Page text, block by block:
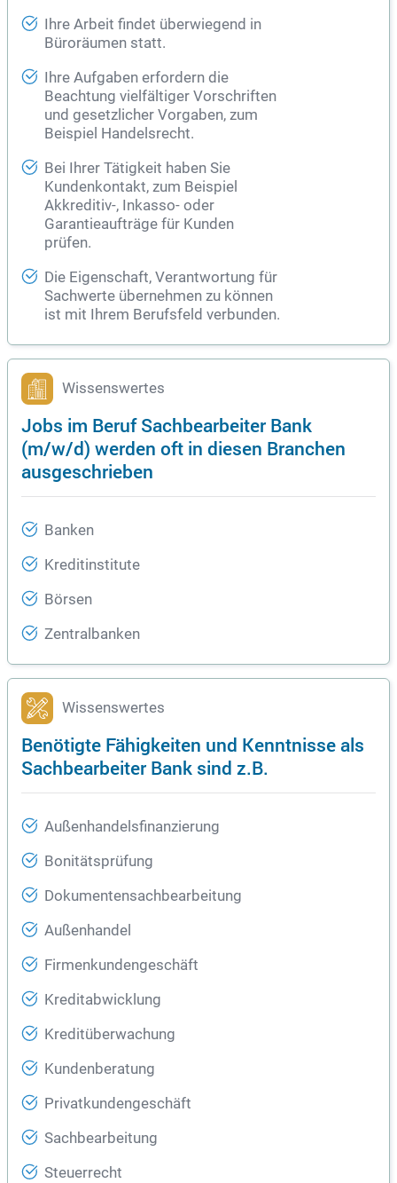
Ihre Arbeit findet überwiegend in
Büroräumen statt.
Ihre Aufgaben erfordern die
Beachtung vielfältiger Vorschriften
und gesetzlicher Vorgaben, zum
Beispiel Handelsrecht.
Bei Ihrer Tätigkeit haben Sie
Kundenkontakt, zum Beispiel
Akkreditiv-, Inkasso- oder
Garantieaufträge für Kunden
prüfen.
Die Eigenschaft, Verantwortung für
Sachwerte übernehmen zu können
ist mit Ihrem Berufsfeld verbunden.
Wissenswertes
Jobs im Beruf Sachbearbeiter Bank
(m/w/d) werden oft in diesen Branchen
ausgeschrieben
Banken
Kreditinstitute
Börsen
Zentralbanken
Wissenswertes
Benötigte Fähigkeiten und Kenntnisse als
Sachbearbeiter Bank sind z.B.
Außenhandelsfinanzierung
Bonitätsprüfung
Dokumentensachbearbeitung
Außenhandel
Firmenkundengeschäft
Kreditabwicklung
Kreditüberwachung
Kundenberatung
Privatkundengeschäft
Sachbearbeitung
Steuerrecht